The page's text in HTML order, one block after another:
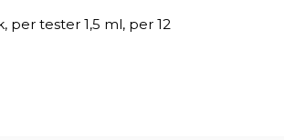
per tester 1,5 ml, per 12